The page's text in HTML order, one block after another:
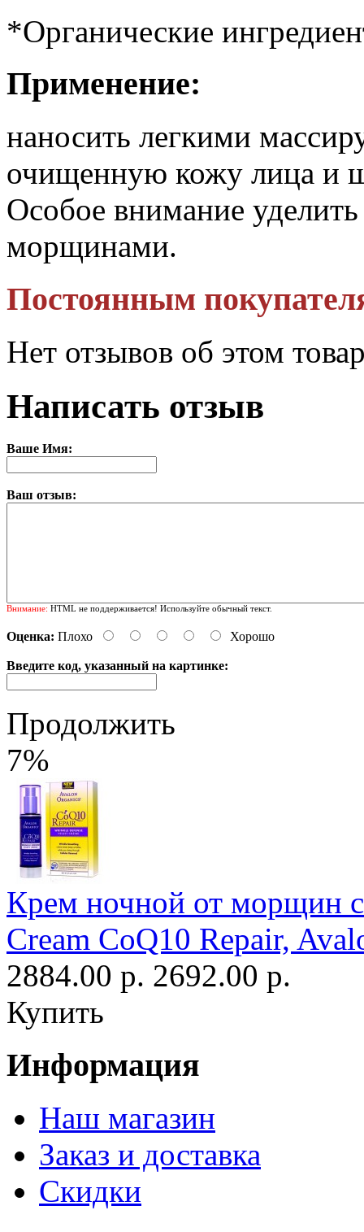
*Органические
Применение:
наносить легкими
очищенную кожу лица и
Особое внимание
морщинами.
Постоянным
Нет отзывов об этом
Написать отзыв
Ваше Имя:
Ваш отзыв:
Внимание: HTML не поддерживается! Используйте обычный текст.
Оценка: Плохо Хорошо
Введите код, указанный на картинке:
Продолжить
7%
Крем ночной от морщин
Cream CoQ10 Repair,
2884.00 р. 2692.00 р.
Купить
Информация
Наш магазин
Заказ и доставка
Скидки